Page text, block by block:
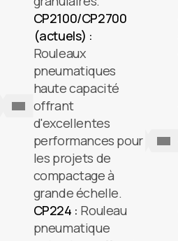
CP2100/CP2700
(actuels) :
Rouleaux
pneumatiques
haute capacité
offrant
d'excellentes
performances pour
les projets de
compactage à
grande échelle.
CP224 : Rouleau
pneumatique